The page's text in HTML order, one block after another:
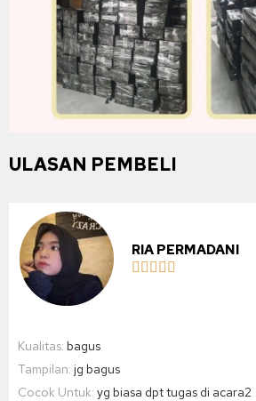
ULASAN PEMBELI
RIA PERMADANI
    
Kualitas: bagus
Tampilan: jg bagus
Cocok Untuk: yg biasa dpt tugas di acara2